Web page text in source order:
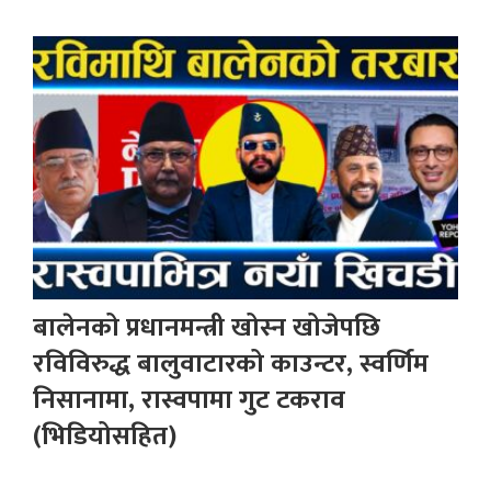
बालेनको प्रधानमन्त्री खोस्न खोजेपछि
रविविरुद्ध बालुवाटारको काउन्टर, स्वर्णिम
निसानामा, रास्वपामा गुट टकराव
(भिडियोसहित)